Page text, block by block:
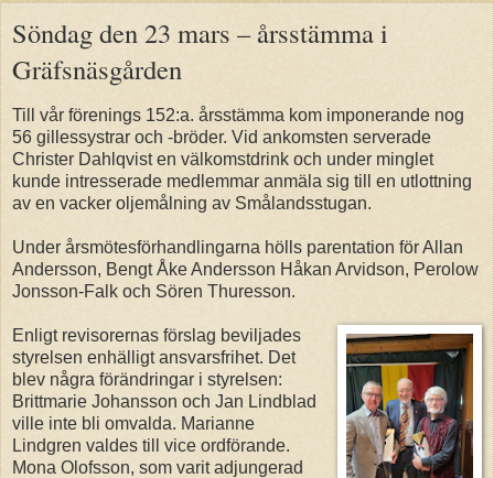
Söndag den 23 mars – årsstämma i
Gräfsnäsgården
Till vår förenings 152:a. årsstämma kom imponerande nog
56 gillessystrar och -bröder. Vid ankomsten serverade
Christer Dahlqvist en välkomstdrink och under minglet
kunde intresserade medlemmar anmäla sig till en utlottning
av en vacker oljemålning av Smålandsstugan.
Under årsmötesförhandlingarna hölls parentation för Allan
Andersson, Bengt Åke Andersson Håkan Arvidson, Perolow
Jonsson-Falk och Sören Thuresson.
Enligt revisorernas förslag beviljades
styrelsen enhälligt ansvarsfrihet. Det
blev några förändringar i styrelsen:
Brittmarie Johansson och Jan Lindblad
ville inte bli omvalda. Marianne
Lindgren valdes till vice ordförande.
Mona Olofsson, som varit adjungerad